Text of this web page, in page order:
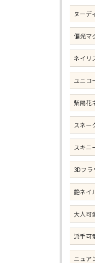
ヌーデ
偏光マ
ネイリ
ユニコ
紫陽花
スネー
スキニ
3Dフ
艶ネイ
大人可
派手可
ニュア